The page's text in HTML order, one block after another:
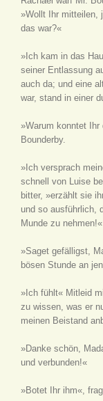
»Wollt Ihr mitteilen,
das war?«
»Ich kam in das
seiner Entlassung
auch da; und eine
war, stand in einer
»Warum konntet Ihr
Bounderby.
»Ich versprach
schnell von Luise
bitter, »erzählt sie
und so ausführlich,
Munde zu nehmen!«
»Saget gefälligst,
bösen Stunde an
»Ich fühlt« Mitleid
zu wissen, was er
meinen Beistand
»Danke schön,
und verbunden!«
»Botet Ihr ihm«,